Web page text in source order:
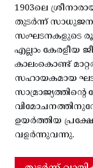
1903ലെ
തുടർന്ന്
സംഘടനകളുടെ
എല്ലാം കേരളീയ
കാലംകൊണ്ട്
സഹായകമായ
ഉയർത്തിയ
വളർന്നുവന്നു.